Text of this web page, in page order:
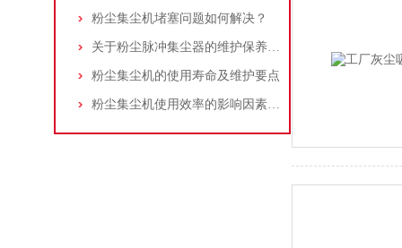
粉尘集尘机堵塞问题如何解决？
关于粉尘脉冲集尘器的维护保养问题
粉尘集尘机的使用寿命及维护要点
粉尘集尘机使用效率的影响因素及改进措施